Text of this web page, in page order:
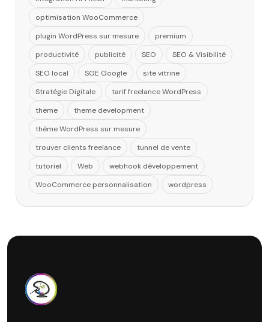
optimisation WooCommerce
plugin WordPress sur mesure
premium
productivité
publicité SEO
SEO & Visibilité
SEO local
SGE Google
site vitrine
Stratégie Digitale
tarif freelance WordPress
theme
theme development
thème WordPress sur mesure
trouver clients freelance
tunnel de vente
tutoriel
Web
webhook développement
WooCommerce personnalisation
wordpress